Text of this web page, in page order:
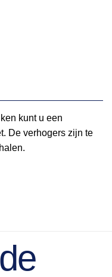
kunt u een
De verhogers zijn te